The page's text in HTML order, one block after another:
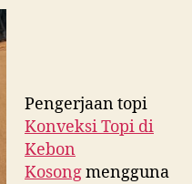
Pengerjaan topi
Konveksi Topi di
Kebon
Kosongmengguna